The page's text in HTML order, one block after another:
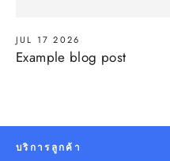
JUL 17 2026
Example blog post
บริการลูกค้า